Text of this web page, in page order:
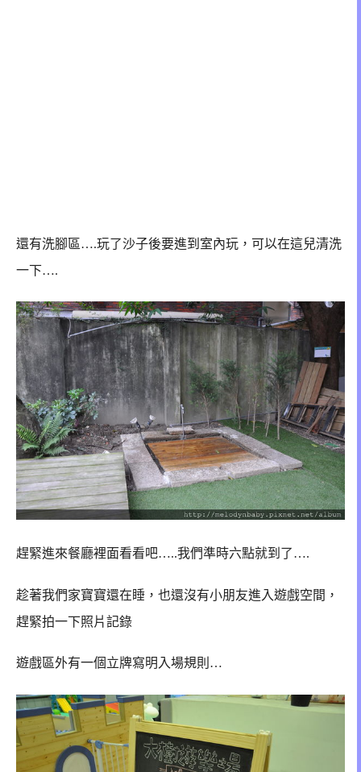
還有洗腳區….玩了沙子後要進到室內玩，可以在這兒清洗
一下….
趕緊進來餐廳裡面看看吧…..我們準時六點就到了….
趁著我們家寶寶還在睡，也還沒有小朋友進入遊戲空間，
趕緊拍一下照片記錄
遊戲區外有一個立牌寫明入場規則…